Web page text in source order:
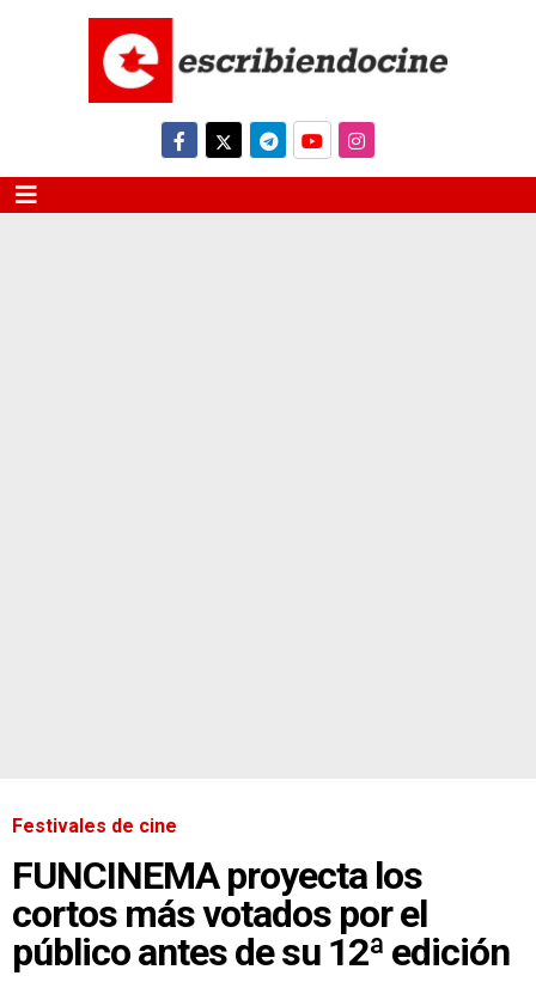
Festivales de cine
FUNCINEMA proyecta los
cortos más votados por el
público antes de su 12ª edición